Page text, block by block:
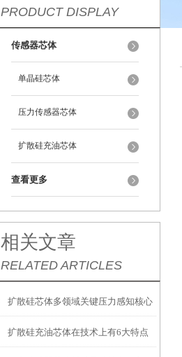
PRODUCT DISPLAY
传感器芯体
单晶硅芯体
压力传感器芯体
扩散硅充油芯体
查看更多
相关文章
RELATED ARTICLES
扩散硅芯体多领域关键压力感知核心
扩散硅充油芯体在技术上有6大特点